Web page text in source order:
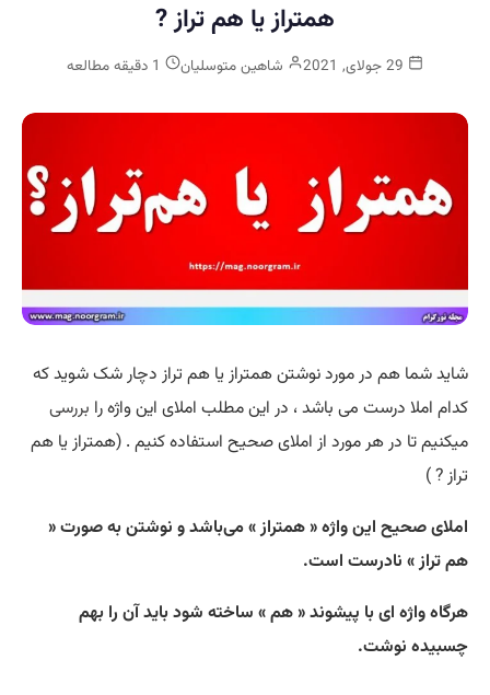
همتراز یا هم تراز ?
شاهین متوسلیان
شاید شما هم در مورد نوشتن همتراز یا هم تراز دچار شک شوید که
کدام املا درست می باشد ، در این مطلب املای این واژه را بررسی
میکنیم تا در هر مورد از املای صحیح استفاده کنیم . (همتراز یا هم
تراز ? )
املای صحیح این واژه « همتراز » می‌باشد و نوشتن به صورت «
هم تراز » نادرست است.
هرگاه واژه ای با پیشوند « هم » ساخته شود باید آن را بهم
چسبیده نوشت.